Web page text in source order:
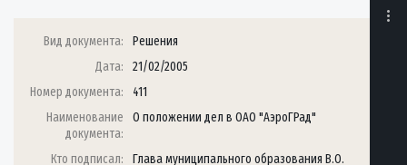
Вид документа:
Решения
Дата:
21/02/2005
Номер документа:
411
Наименование
документа:
О положении дел в ОАО "АэроГРад"
Кто подписал:
Глава муниципального образования В.О.